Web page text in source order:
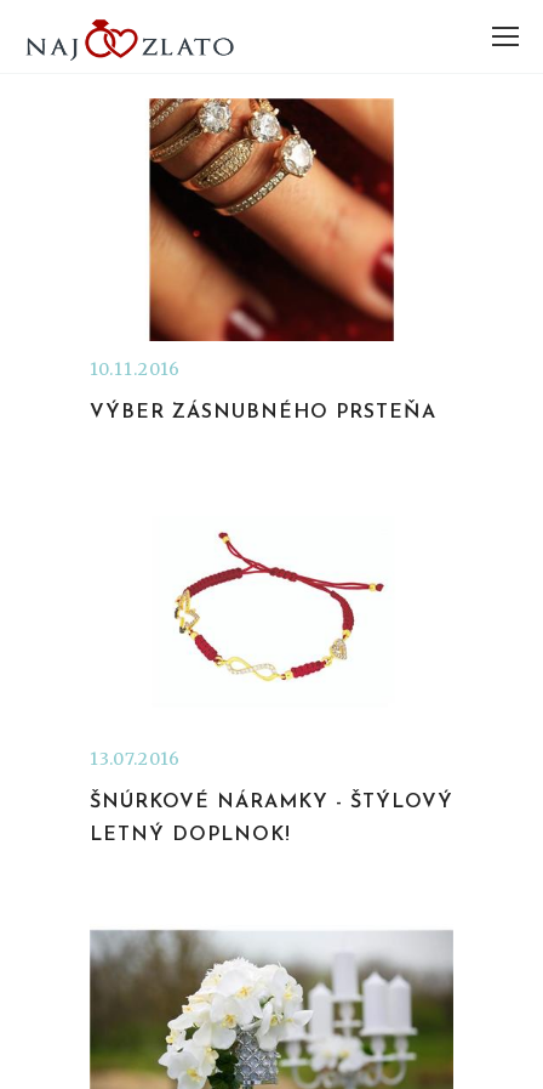
10.11.2016
VÝBER ZÁSNUBNÉHO PRSTEŇA
13.07.2016
ŠNÚRKOVÉ NÁRAMKY - ŠTÝLOVÝ
LETNÝ DOPLNOK!